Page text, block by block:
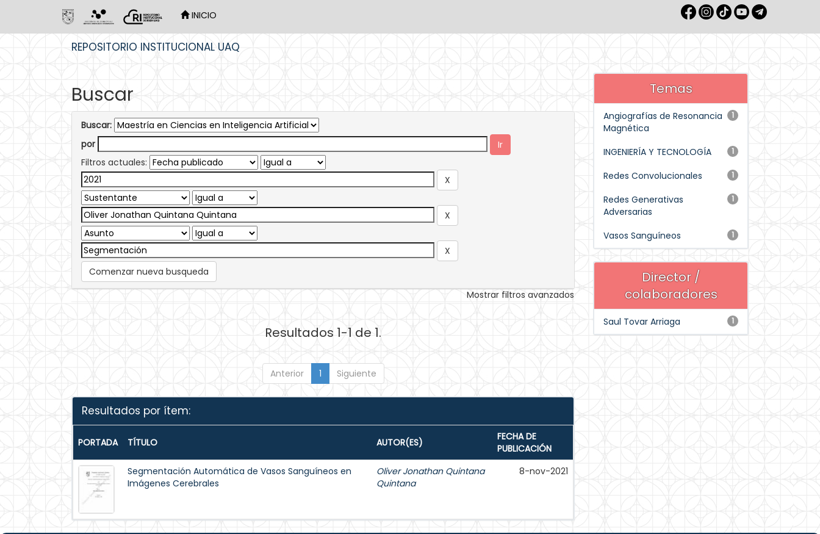
INICIO
REPOSITORIO INSTITUCIONAL UAQ
Buscar
Buscar:
por
Filtros actuales:
Comenzar nueva busqueda
Mostrar filtros avanzados
Resultados 1-1 de 1.
Anterior 1 Siguiente
Resultados por ítem:
PORTADA TÍTULO AUTOR(ES)
FECHA DE
PUBLICACIÓN
Segmentación Automática de Vasos Sanguíneos en
Imágenes Cerebrales
Oliver Jonathan Quintana
Quintana
8-nov-2021
Temas
1
Angiografías de Resonancia
Magnética
1
INGENIERÍA Y TECNOLOGÍA
1
Redes Convolucionales
1
Redes Generativas
Adversarias
1
Vasos Sanguíneos
Director /
colaboradores
1
Saul Tovar Arriaga